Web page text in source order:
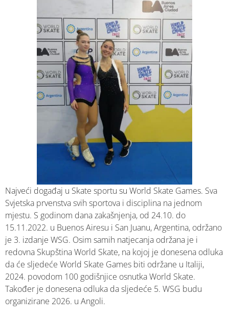
Najveći događaj u Skate sportu su World Skate Games. Sva
Svjetska prvenstva svih sportova i disciplina na jednom
mjestu. S godinom dana zakašnjenja, od 24.10. do
15.11.2022. u Buenos Airesu i San Juanu, Argentina, održano
je 3. izdanje WSG. Osim samih natjecanja održana je i
redovna Skupština World Skate, na kojoj je donesena odluka
da će sljedeće World Skate Games biti održane u Italiji,
2024. povodom 100 godišnjice osnutka World Skate.
Također je donesena odluka da sljedeće 5. WSG budu
organizirane 2026. u Angoli.